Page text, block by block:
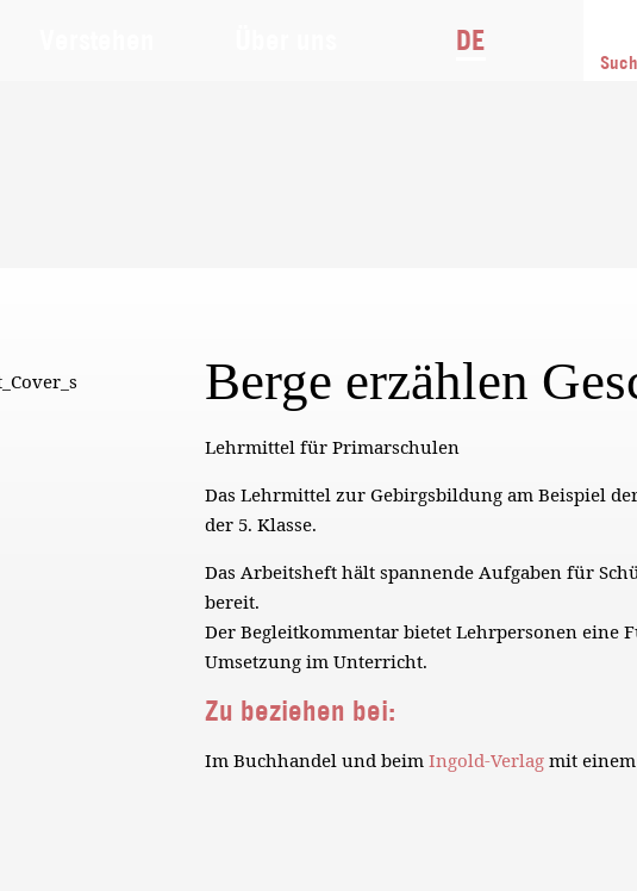
DE
Berge erzählen
Lehrmittel für Primarschulen
Das Lehrmittel zur Gebirgsbildung am Beispiel
der 5. Klasse.
Das Arbeitsheft hält spannende Aufgaben für
bereit.
Der Begleitkommentar bietet Lehrpersonen eine
Umsetzung im Unterricht.
Zu beziehen bei:
Im Buchhandel und beim Ingold-Verlagmit